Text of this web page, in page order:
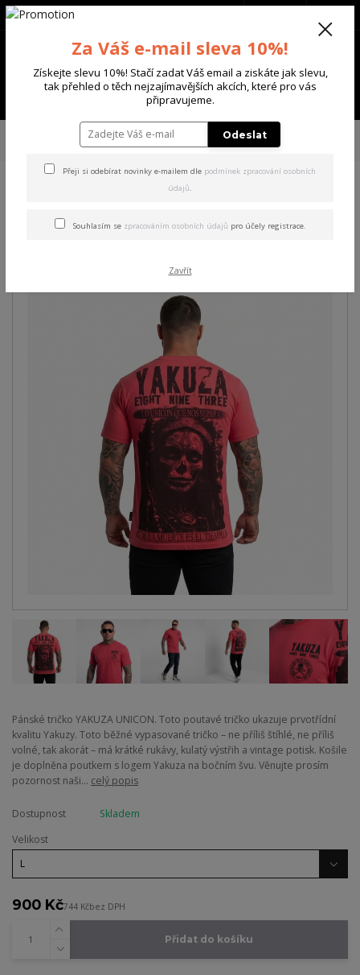
Menu
+420 702 136 620
TRIKA & TÍLKA
Yakuza pánské tričko Unicon Regular T-
Shirt geranium L
Regular T-Shirt geranium L
Pánské tričko YAKUZA UNICON. Toto poutavé tričko ukazuje prvotřídní
kvalitu Yakuzy. Toto běžné vypasované tričko – ne příliš štíhlé, ne příliš
volné, tak akorát – má krátké rukávy, kulatý výstřih a vintage potisk. Košile
je doplněna poutkem s logem Yakuza na bočním švu. Věnujte prosím
pozornost naši... celý popis
Dostupnost
Skladem
Velikost
900 Kč744 Kčbez DPH
Přidat do košíku
Za Váš e-mail sleva 10%!
Získejte slevu 10%! Stačí zadat Váš email a ziskáte jak slevu,
tak přehled o těch nejzajímavějších akcích, které pro vás
připravujeme.
Odeslat
Přeji si odebírat novinky e-mailem dle podmínek zpracování osobních
údajů.
Souhlasím se zpracováním osobních údajů pro účely registrace.
Zavřít